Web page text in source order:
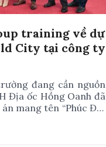
training về dự
City tại công ty
SHR-Land
đang cần nguồn
Địa ốc Hồng Oanh đã
mang tên “Phúc Đạt